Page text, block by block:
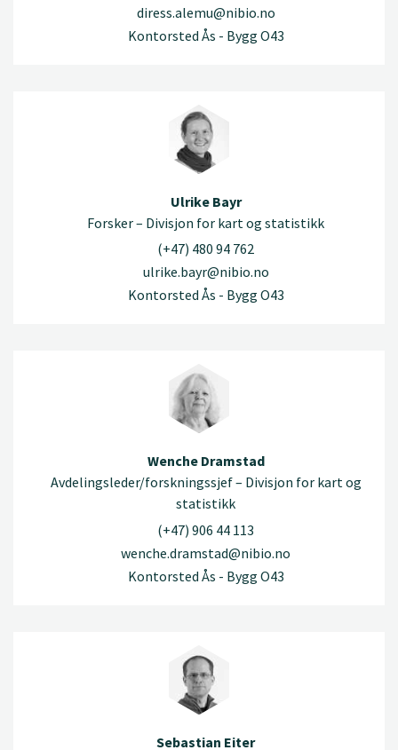
diress.alemu@nibio.no
Kontorsted Ås - Bygg O43
Ulrike Bayr
Forsker – Divisjon for kart og statistikk
(+47) 480 94 762
ulrike.bayr@nibio.no
Kontorsted Ås - Bygg O43
Wenche Dramstad
Avdelingsleder/forskningssjef – Divisjon for kart og
statistikk
(+47) 906 44 113
wenche.dramstad@nibio.no
Kontorsted Ås - Bygg O43
Sebastian Eiter